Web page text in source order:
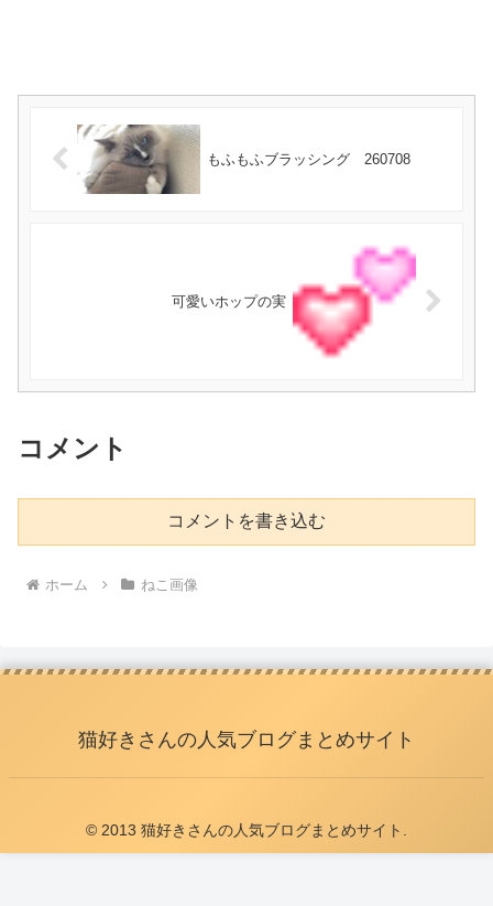
もふもふブラッシング 260708
可愛いホップの実
コメント
コメントを書き込む
ホーム ねこ画像
猫好きさんの人気ブログまとめサイト
© 2013 猫好きさんの人気ブログまとめサイト.